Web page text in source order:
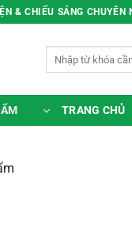
& CHIẾU SÁNG CHUYÊN
TRANG CHỦ